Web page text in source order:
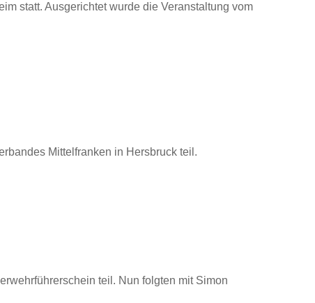
statt. Ausgerichtet wurde die Veranstaltung vom
Mittelfranken in Hersbruck teil.
teil. Nun folgten mit Simon